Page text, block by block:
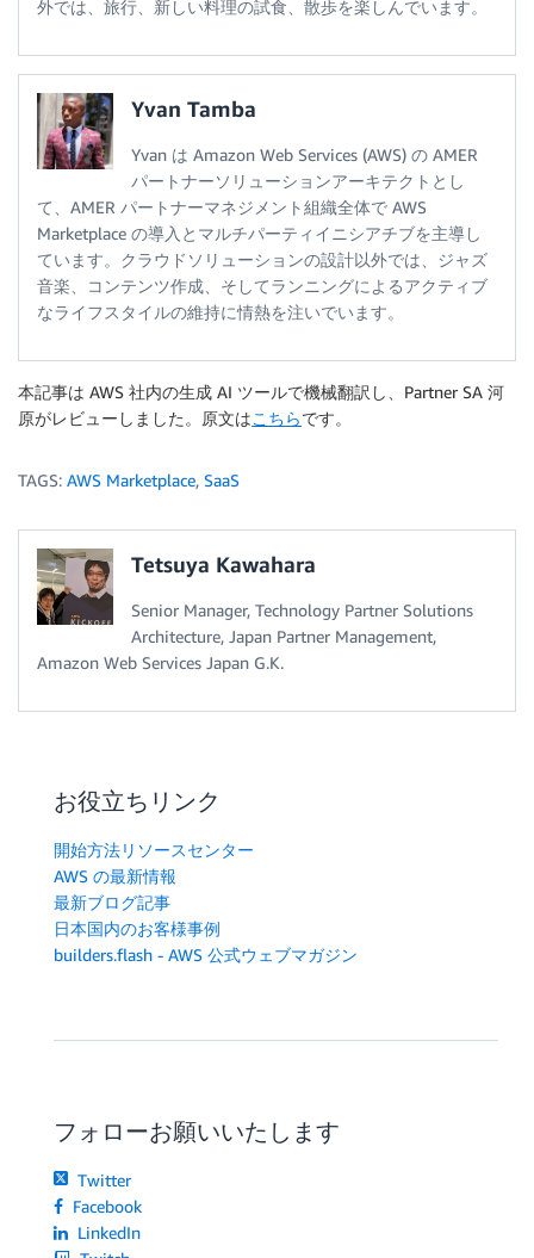
外では、旅行、新しい料理の試食、散歩を楽しんでいます。
Yvan Tamba
Yvan は Amazon Web Services (AWS) の AMER
パートナーソリューションアーキテクトとし
て、AMER パートナーマネジメント組織全体で AWS
Marketplace の導入とマルチパーティイニシアチブを主導し
ています。クラウドソリューションの設計以外では、ジャズ
音楽、コンテンツ作成、そしてランニングによるアクティブ
なライフスタイルの維持に情熱を注いでいます。
本記事は AWS 社内の生成 AI ツールで機械翻訳し、Partner SA 河
原がレビューしました。原文はこちらです。
TAGS: AWS Marketplace, SaaS
Tetsuya Kawahara
Senior Manager, Technology Partner Solutions
Architecture, Japan Partner Management,
Amazon Web Services Japan G.K.
お役立ちリンク
開始方法リソースセンター
AWS の最新情報
最新ブログ記事
日本国内のお客様事例
builders.flash - AWS 公式ウェブマガジン
フォローお願いいたします
Twitter
Facebook
LinkedIn